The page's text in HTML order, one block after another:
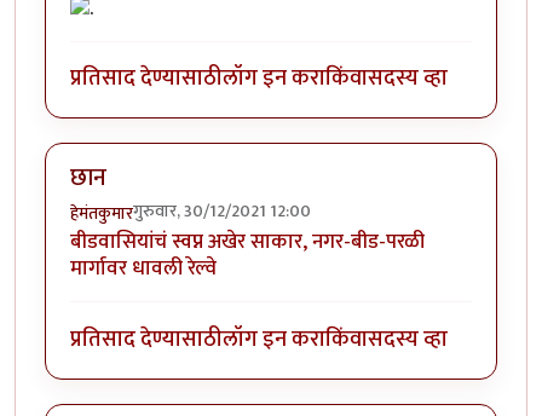
प्रतिसाद देण्यासाठीलॉग इन कराकिंवासदस्य व्हा
छान
हेमंतकुमारगुरुवार, 30/12/2021 12:00
बीडवासियांचं स्वप्न अखेर साकार, नगर-बीड-परळी
मार्गावर धावली रेल्वे
प्रतिसाद देण्यासाठीलॉग इन कराकिंवासदस्य व्हा